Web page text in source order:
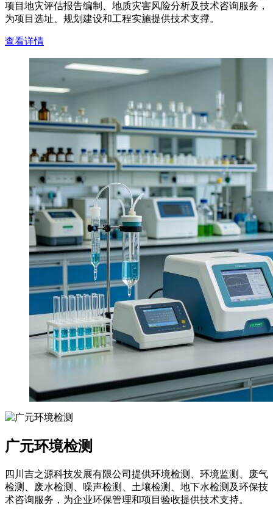
项目地灾评估报告编制、地质灾害风险分析及技术咨询服务，
为项目选址、规划建设和工程实施提供技术支撑。
查看详情
广元环境检测
四川吉之源科技发展有限公司提供环境检测、环境监测、废气
检测、废水检测、噪声检测、土壤检测、地下水检测及环保技
术咨询服务，为企业环保管理和项目验收提供技术支持。